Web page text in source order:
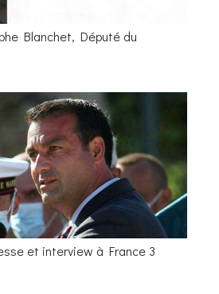
Blanchet, Député du
et interview à France 3